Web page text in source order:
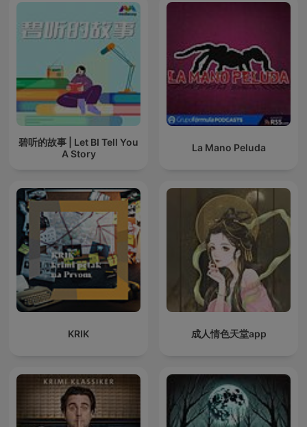
碧听的故事 | Let BI Tell You
A Story
La Mano Peluda
KRIK 成人情色天堂app